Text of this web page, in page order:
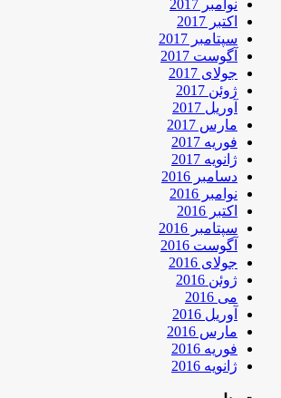
نوامبر 2017
اکتبر 2017
سپتامبر 2017
آگوست 2017
جولای 2017
ژوئن 2017
آوریل 2017
مارس 2017
فوریه 2017
ژانویه 2017
دسامبر 2016
نوامبر 2016
اکتبر 2016
سپتامبر 2016
آگوست 2016
جولای 2016
ژوئن 2016
می 2016
آوریل 2016
مارس 2016
فوریه 2016
ژانویه 2016